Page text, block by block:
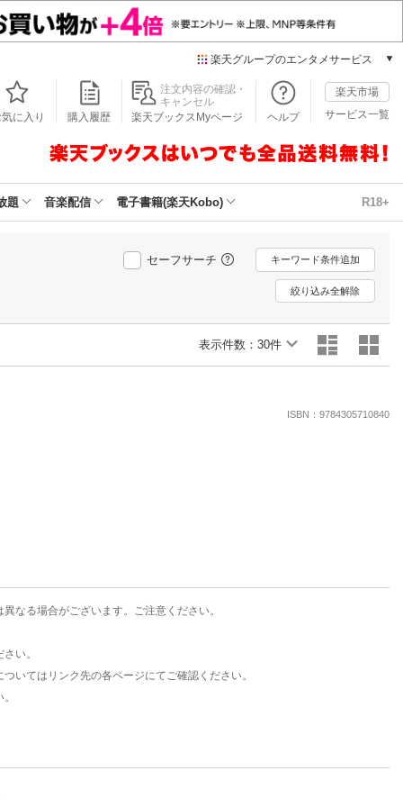
楽天グループのエンタメサービス
本/ゲーム/CD/DVD
楽天ブックス
楽天Kobo
動画配信
楽天TV
動画配信ガイド
無料テレビ
気に入り 購入履歴
注文内容の確認・
キャンセル
楽天ブックスMyページ
ヘルプ
楽天市場
サービス一覧
題 音楽配信 電子書籍(楽天Kobo) R18+
セーフサーチ キーワード条件追加
絞り込み全解除
表示件数： 30件
ISBN：9784305710840
なる場合がございます。ご注意ください。
い。
いてはリンク先の各ページにてご確認ください。